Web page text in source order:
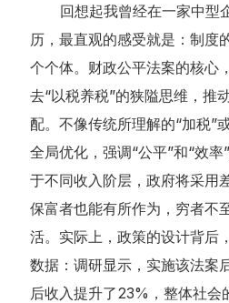
回想起我曾经在一家中型
历，最直观的感受就是：制度
个个体。财政公平法案的核心
去“以税养税”的狭隘思维，推
配。不像传统所理解的“加税”
全局优化，强调“公平”和“效
于不同收入阶层，政府将采用
保富者也能有所作为，穷者不
活。实际上，政策的设计背后
数据：调研显示，实施该法案
后收入提升了23%，整体社会